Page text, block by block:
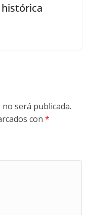
será publicada.
con *